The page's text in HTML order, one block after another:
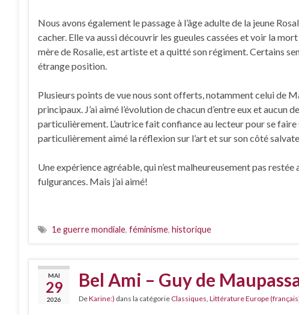
Nous avons également le passage à l’âge adulte de la jeune
cacher. Elle va aussi découvrir les gueules cassées et voir la
mère de Rosalie, est artiste et a quitté son régiment. Certains
étrange position.
Plusieurs points de vue nous sont offerts, notamment celui de
principaux. J’ai aimé l’évolution de chacun d’entre eux et aucun
particulièrement. L’autrice fait confiance au lecteur pour se faire
particulièrement aimé la réflexion sur l’art et sur son côté
Une expérience agréable, qui n’est malheureusement pas restée
fulgurances. Mais j’ai aimé!
1e guerre mondiale, féminisme, historique
MAI
29
2026
Bel Ami – Guy de
DeKarine:) dans la catégorie Classiques, Littérature Europe